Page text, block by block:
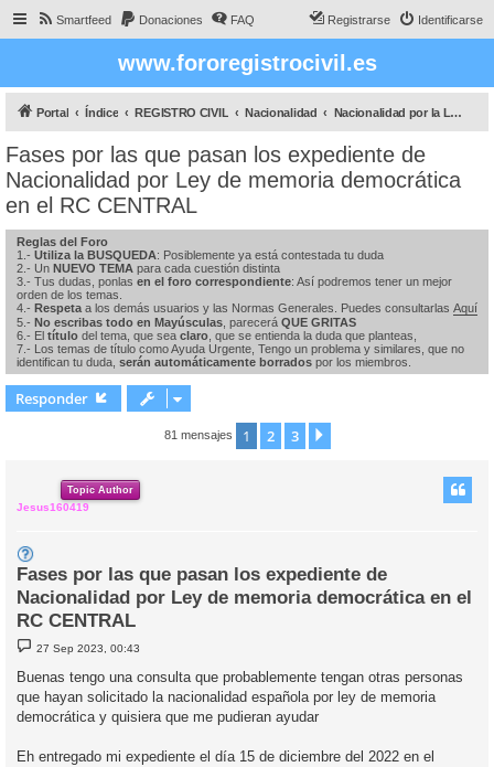
Smartfeed Donaciones FAQ Identificarse
Registrarse
www.fororegistrocivil.es
Portal Índice REGISTRO CIVIL Nacionalidad Nacionalidad por la Ley de Memoria DEMOCRÁTICA
Fases por las que pasan los expediente de
Nacionalidad por Ley de memoria democrática
en el RC CENTRAL
Reglas del Foro
1.- Utiliza la BUSQUEDA: Posiblemente ya está contestada tu duda
2.- Un NUEVO TEMA para cada cuestión distinta
3.- Tus dudas, ponlas en el foro correspondiente: Así podremos tener un mejor
orden de los temas.
4.- Respeta a los demás usuarios y las Normas Generales. Puedes consultarlas Aquí
5.- No escribas todo en Mayúsculas , parecerá QUE GRITAS
6.- El título del tema, que sea claro , que se entienda la duda que planteas,
7.- Los temas de título como Ayuda Urgente, Tengo un problema y similares, que no
identifican tu duda, serán automáticamente borrados por los miembros.
Responder
81 mensajes 1 2 3
Topic Author
Jesus160419
Fases por las que pasan los expediente de
Nacionalidad por Ley de memoria democrática en el
RC CENTRAL
M
e
s
a
e
27 Sep 2023, 00:43
Buenas tengo una consulta que probablemente tengan otras personas
que hayan solicitado la nacionalidad española por ley de memoria
democrática y quisiera que me pudieran ayudar
Eh entregado mi expediente el día 15 de diciembre del 2022 en el